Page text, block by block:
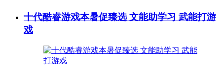
十代酷睿游戏本暑促臻选 文能助学习 武能打游
戏